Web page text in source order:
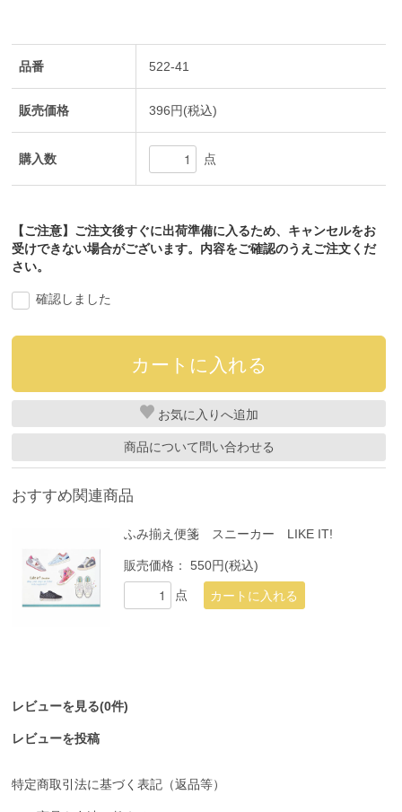
品番 522-41
販売価格 396円(税込)
購入数 点
【ご注意】ご注文後すぐに出荷準備に入るため、キャンセルをお
受けできない場合がございます。内容をご確認のうえご注文くだ
さい。
確認しました
お気に入り
商品について問い合わせる
おすすめ関連商品
ふみ揃え便箋 スニーカー LIKE IT!
販売価格：550円(税込)
点
レビューを見る(0件)
レビューを投稿
特定商取引法に基づく表記（返品等）